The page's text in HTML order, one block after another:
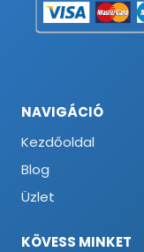
NAVIGÁCIÓ
Kezdőoldal
Blog
Üzlet
KÖVESS MINKET